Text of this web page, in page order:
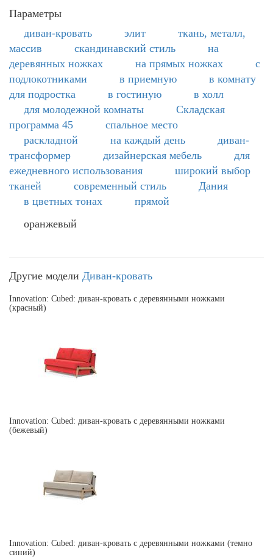
Параметры
диван-кровать
элит
ткань, металл,
массив
скандинавский стиль
на
деревянных ножках
на прямых ножках
с
подлокотниками
в приемную
в комнату
для подростка
в гостиную
в холл
для молодежной комнаты
Складская
программа 45
спальное место
раскладной
на каждый день
диван-
трансформер
дизайнерская мебель
для
ежедневного использования
широкий выбор
тканей
современный стиль
Дания
в цветных тонах
прямой
оранжевый
Другие модели Диван-кровать
Innovation: Cubed: диван-кровать с деревянными ножками
(красный)
Innovation: Cubed: диван-кровать с деревянными ножками
(бежевый)
Innovation: Cubed: диван-кровать с деревянными ножками (темно
синий)